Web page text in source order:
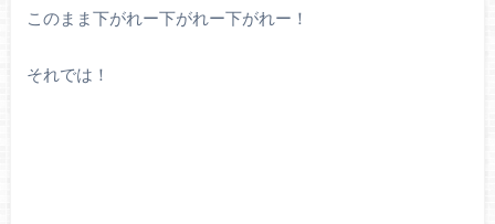
このまま下がれー下がれー下がれー！
それでは！